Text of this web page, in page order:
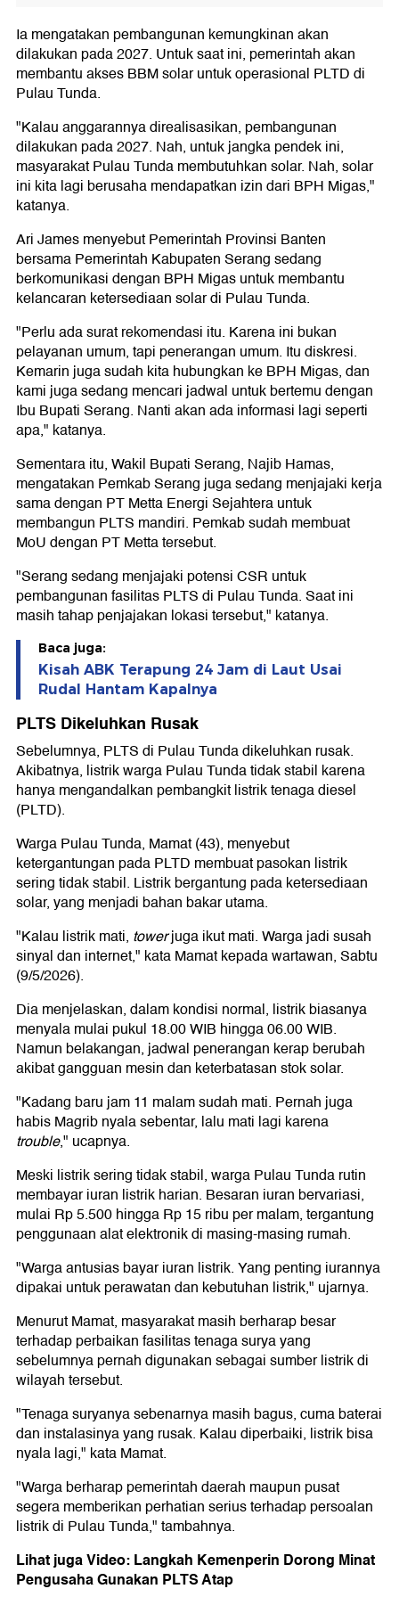
Ia mengatakan pembangunan kemungkinan akan
dilakukan pada 2027. Untuk saat ini, pemerintah akan
membantu akses BBM solar untuk operasional PLTD di
Pulau Tunda.
"Kalau anggarannya direalisasikan, pembangunan
dilakukan pada 2027. Nah, untuk jangka pendek ini,
masyarakat Pulau Tunda membutuhkan solar. Nah, solar
ini kita lagi berusaha mendapatkan izin dari BPH Migas,"
katanya.
Ari James menyebut Pemerintah Provinsi Banten
bersama Pemerintah Kabupaten Serang sedang
berkomunikasi dengan BPH Migas untuk membantu
kelancaran ketersediaan solar di Pulau Tunda.
"Perlu ada surat rekomendasi itu. Karena ini bukan
pelayanan umum, tapi penerangan umum. Itu diskresi.
Kemarin juga sudah kita hubungkan ke BPH Migas, dan
kami juga sedang mencari jadwal untuk bertemu dengan
Ibu Bupati Serang. Nanti akan ada informasi lagi seperti
apa," katanya.
Sementara itu, Wakil Bupati Serang, Najib Hamas,
mengatakan Pemkab Serang juga sedang menjajaki kerja
sama dengan PT Metta Energi Sejahtera untuk
membangun PLTS mandiri. Pemkab sudah membuat
MoU dengan PT Metta tersebut.
"Serang sedang menjajaki potensi CSR untuk
pembangunan fasilitas PLTS di Pulau Tunda. Saat ini
masih tahap penjajakan lokasi tersebut," katanya.
Baca juga:
Kisah ABK Terapung 24 Jam di Laut Usai
Rudal Hantam Kapalnya
PLTS Dikeluhkan Rusak
Sebelumnya, PLTS di Pulau Tunda dikeluhkan rusak.
Akibatnya, listrik warga Pulau Tunda tidak stabil karena
hanya mengandalkan pembangkit listrik tenaga diesel
(PLTD).
Warga Pulau Tunda, Mamat (43), menyebut
ketergantungan pada PLTD membuat pasokan listrik
sering tidak stabil. Listrik bergantung pada ketersediaan
solar, yang menjadi bahan bakar utama.
"Kalau listrik mati, towerjuga ikut mati. Warga jadi susah
sinyal dan internet," kata Mamat kepada wartawan, Sabtu
(9/5/2026).
Dia menjelaskan, dalam kondisi normal, listrik biasanya
menyala mulai pukul 18.00 WIB hingga 06.00 WIB.
Namun belakangan, jadwal penerangan kerap berubah
akibat gangguan mesin dan keterbatasan stok solar.
"Kadang baru jam 11 malam sudah mati. Pernah juga
habis Magrib nyala sebentar, lalu mati lagi karena
trouble," ucapnya.
Meski listrik sering tidak stabil, warga Pulau Tunda rutin
membayar iuran listrik harian. Besaran iuran bervariasi,
mulai Rp 5.500 hingga Rp 15 ribu per malam, tergantung
penggunaan alat elektronik di masing-masing rumah.
"Warga antusias bayar iuran listrik. Yang penting iurannya
dipakai untuk perawatan dan kebutuhan listrik," ujarnya.
Menurut Mamat, masyarakat masih berharap besar
terhadap perbaikan fasilitas tenaga surya yang
sebelumnya pernah digunakan sebagai sumber listrik di
wilayah tersebut.
"Tenaga suryanya sebenarnya masih bagus, cuma baterai
dan instalasinya yang rusak. Kalau diperbaiki, listrik bisa
nyala lagi," kata Mamat.
"Warga berharap pemerintah daerah maupun pusat
segera memberikan perhatian serius terhadap persoalan
listrik di Pulau Tunda," tambahnya.
Lihat juga Video: Langkah Kemenperin Dorong Minat
Pengusaha Gunakan PLTS Atap